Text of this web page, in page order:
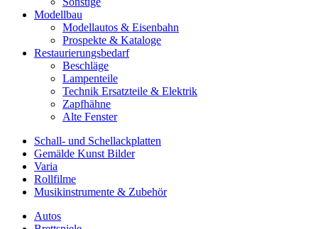
Modellbau
Modellautos & Eisenbahn
Prospekte & Kataloge
Restaurierungsbedarf
Beschläge
Lampenteile
Technik Ersatzteile & Elektrik
Zapfhähne
Alte Fenster
Schall- und Schellackplatten
Gemälde Kunst Bilder
Varia
Rollfilme
Musikinstrumente & Zubehör
Autos